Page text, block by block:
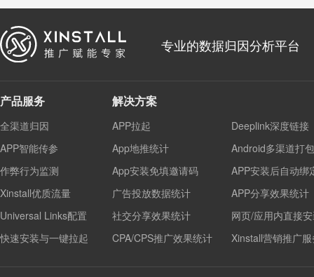
专业的数据归因分析平台
产品服务
全渠道归因
APP智能传参
作弊行为监测
Xinstall优质流量
Universal Links配置
快速安装与一键拉起
解决方案
APP拉起
Deeplink深度链接
App地推统计
Android多渠道打包
App安装免填邀请码
APP安装后自动绑
广告投放数据统计
APP分享效果统计
社交分享效果统计
网页/应用内直接
CPA/CPS推广效果统计
Xinstall营销推广